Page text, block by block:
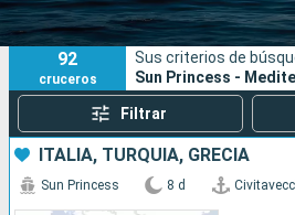
Puertos
92
cruceros
Sus criterios de
Sun Princess -
Filtrar
ITALIA, TURQUÍA, GRECIA
Sun Princess 8 d